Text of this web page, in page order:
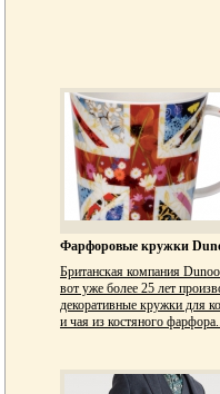
Фарфоровые кружки
Британская компания
вот уже более 25 лет
декоративные кружки для
и чая из костяного